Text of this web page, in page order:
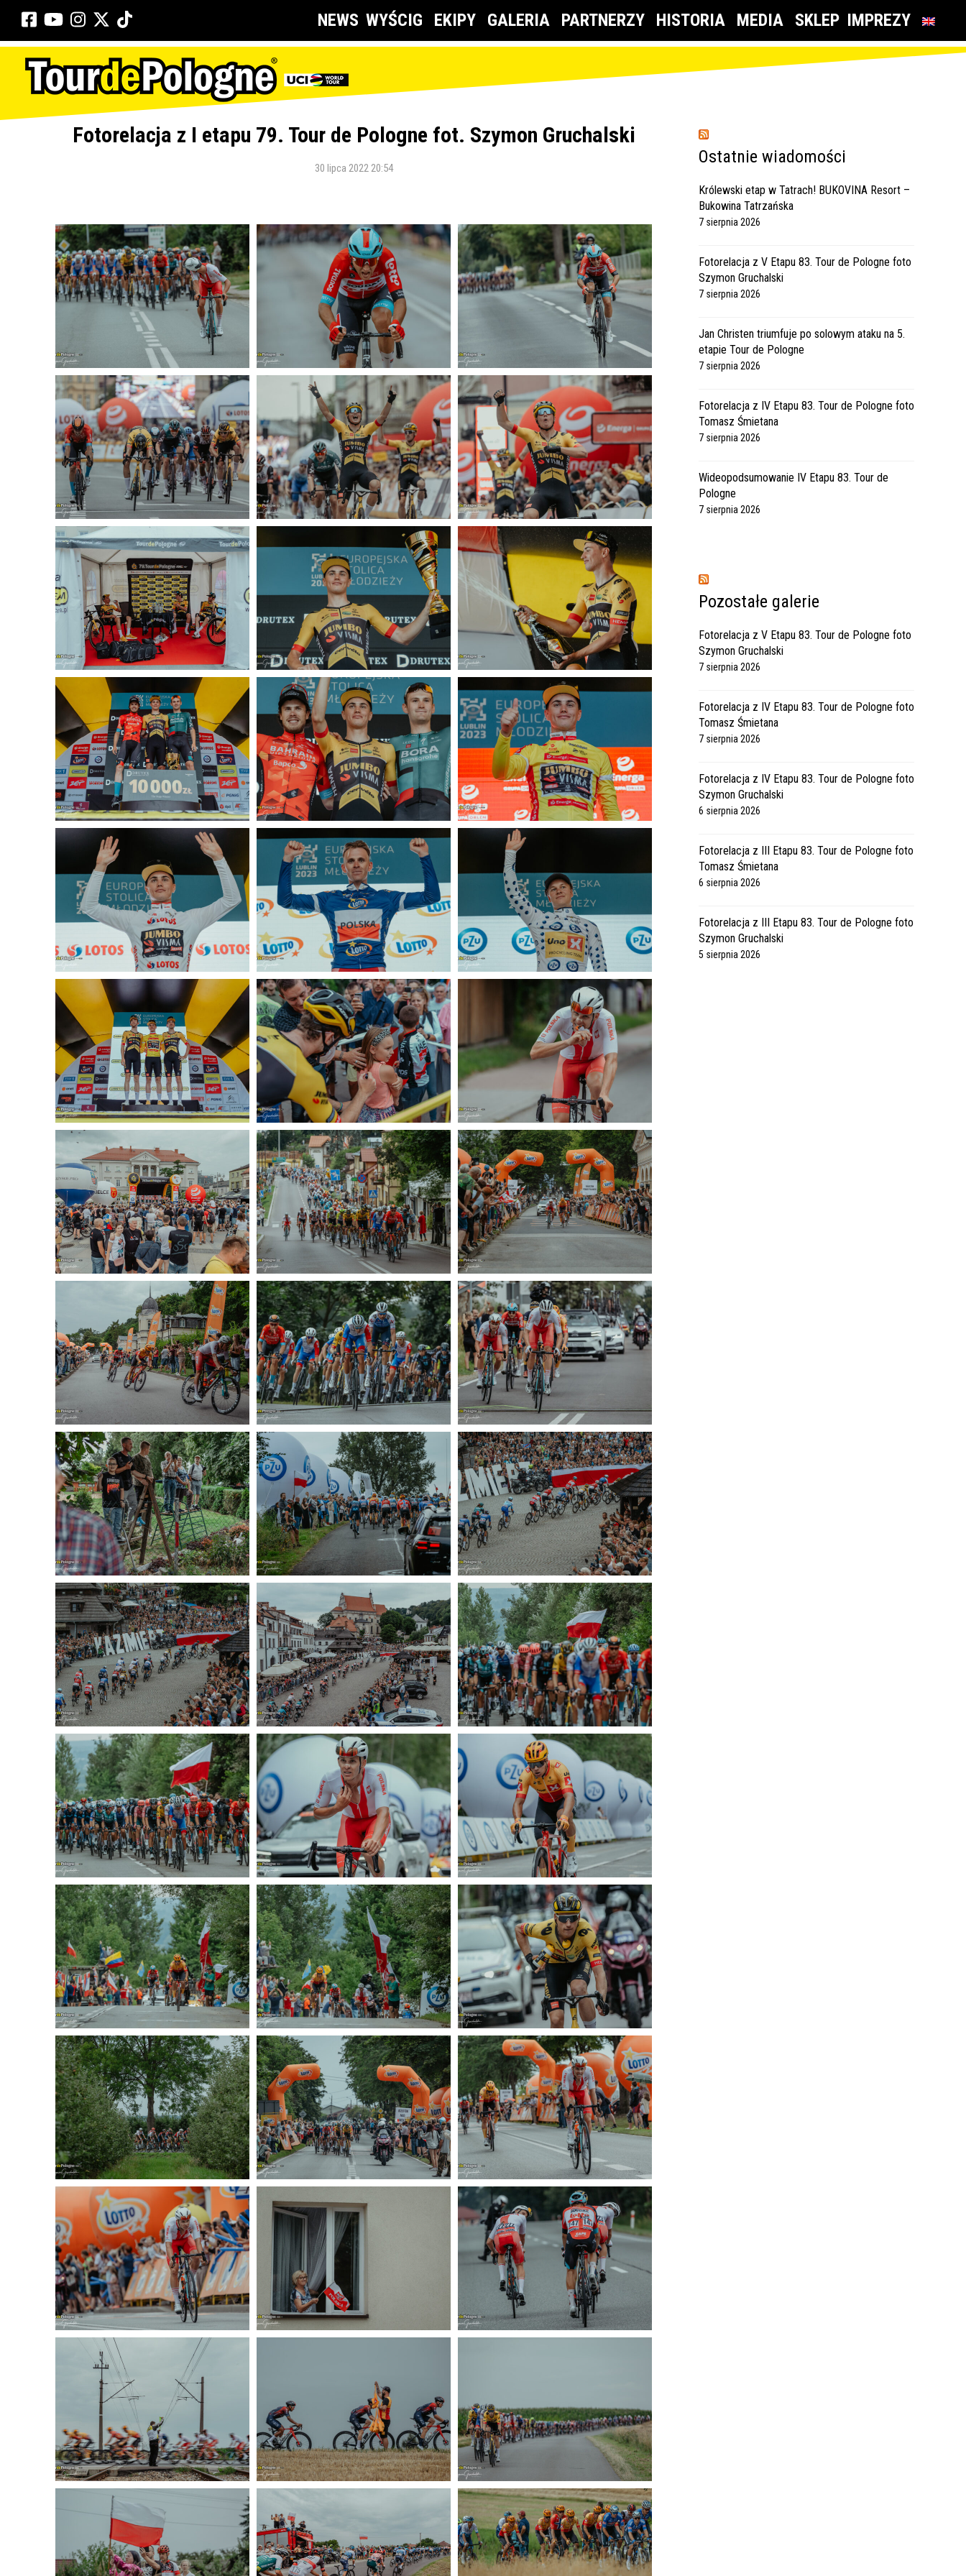
NEWS WYŚCIG EKIPY GALERIA PARTNERZY HISTORIA MEDIA SKLEP IMPREZY
Fotorelacja z I etapu 79. Tour de Pologne fot. Szymon Gruchalski
30 lipca 2022 20:54
Ostatnie wiadomości
Królewski etap w Tatrach! BUKOVINA Resort –
Bukowina Tatrzańska
7 sierpnia 2026
Fotorelacja z V Etapu 83. Tour de Pologne foto
Szymon Gruchalski
7 sierpnia 2026
Jan Christen triumfuje po solowym ataku na 5.
etapie Tour de Pologne
7 sierpnia 2026
Fotorelacja z IV Etapu 83. Tour de Pologne foto
Tomasz Śmietana
7 sierpnia 2026
Wideopodsumowanie IV Etapu 83. Tour de
Pologne
7 sierpnia 2026
Pozostałe galerie
Fotorelacja z V Etapu 83. Tour de Pologne foto
Szymon Gruchalski
7 sierpnia 2026
Fotorelacja z IV Etapu 83. Tour de Pologne foto
Tomasz Śmietana
7 sierpnia 2026
Fotorelacja z IV Etapu 83. Tour de Pologne foto
Szymon Gruchalski
6 sierpnia 2026
Fotorelacja z III Etapu 83. Tour de Pologne foto
Tomasz Śmietana
6 sierpnia 2026
Fotorelacja z III Etapu 83. Tour de Pologne foto
Szymon Gruchalski
5 sierpnia 2026